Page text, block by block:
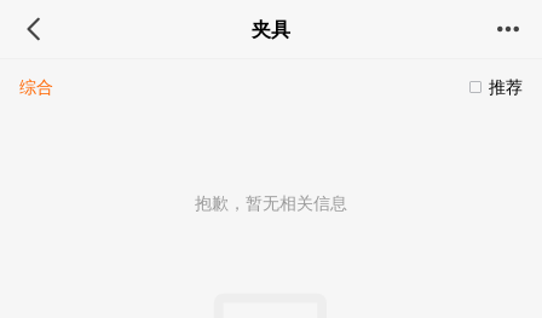
夹具
推荐
综合
抱歉，暂无相关信息